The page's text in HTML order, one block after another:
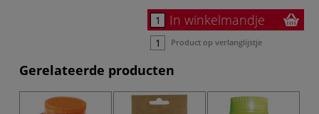
In winkelmandje
Product op verlanglijstje
Gerelateerde producten